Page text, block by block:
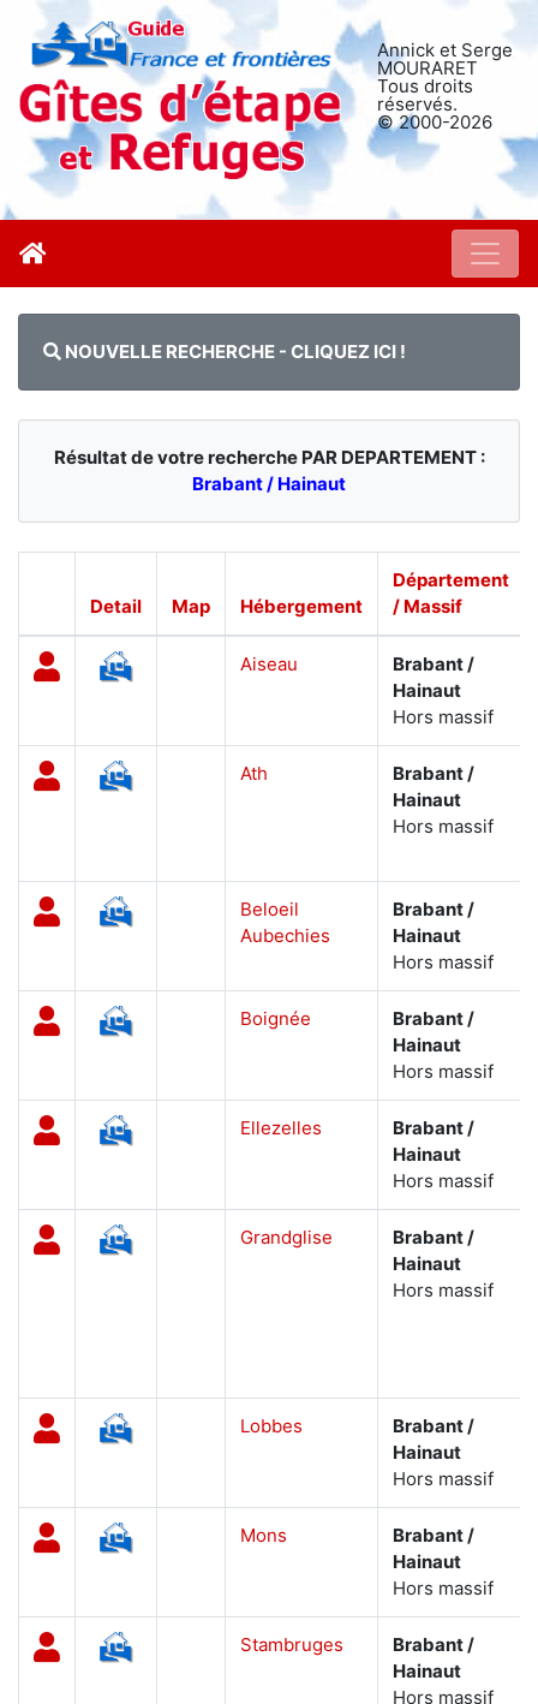
Annick et Serge
MOURARET
Tous droits
réservés.
© 2000-2026
NOUVELLE RECHERCHE - CLIQUEZ ICI !
Résultat de votre recherche PAR DEPARTEMENT :
Brabant / Hainaut
Detail Map Hébergement
Département
/ Massif
Aiseau
Brabant /
Hainaut
Hors massif
Ath
Brabant /
Hainaut
Hors massif
Beloeil
Aubechies
Brabant /
Hainaut
Hors massif
Boignée
Brabant /
Hainaut
Hors massif
Ellezelles
Brabant /
Hainaut
Hors massif
Grandglise
Brabant /
Hainaut
Hors massif
Lobbes
Brabant /
Hainaut
Hors massif
Mons
Brabant /
Hainaut
Hors massif
Stambruges
Brabant /
Hainaut
Hors massif